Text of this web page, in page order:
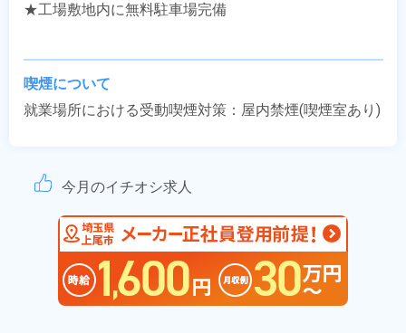
★工場敷地内に無料駐車場完備
喫煙について
就業場所における受動喫煙対策：屋内禁煙(喫煙室あり)
今月のイチオシ求人